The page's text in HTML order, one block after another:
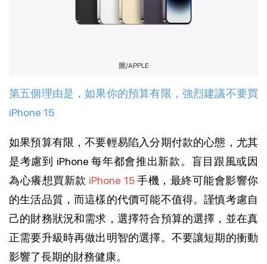
圖/APPLE
第五個理由是，如果你的預算有限，強烈建議不要買
iPhone 15
如果預算有限，不要輕易陷入分期付款的心態，尤其
是考慮到 iPhone 每年都會推出新款。盲目跟風或因
為心癢想買新款 iPhone 15手機，最終可能會影響你
的生活品質，而這樣的代價可能不值得。謹慎考慮自
己的財務狀況和需求，選擇符合預算的選擇，並在真
正需要升級時再做出明智的選擇。不要讓短期的衝動
影響了長期的財務健康。